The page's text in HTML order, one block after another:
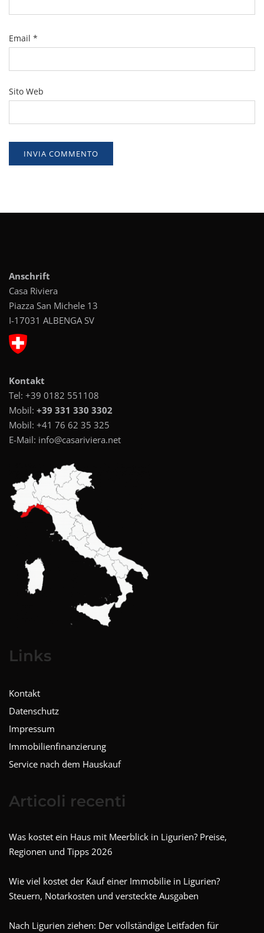
Email *
Sito Web
Anschrift
Casa Riviera
Piazza San Michele 13
I-17031 ALBENGA SV
Kontakt
Tel: +39 0182 551108
Mobil: +39 331 330 3302
Mobil: +41 76 62 35 325
E-Mail: info@casariviera.net
Links
Kontakt
Datenschutz
Impressum
Immobilienfinanzierung
Service nach dem Hauskauf
Articoli recenti
Was kostet ein Haus mit Meerblick in Ligurien? Preise,
Regionen und Tipps 2026
Wie viel kostet der Kauf einer Immobilie in Ligurien?
Steuern, Notarkosten und versteckte Ausgaben
Nach Ligurien ziehen: Der vollständige Leitfaden für